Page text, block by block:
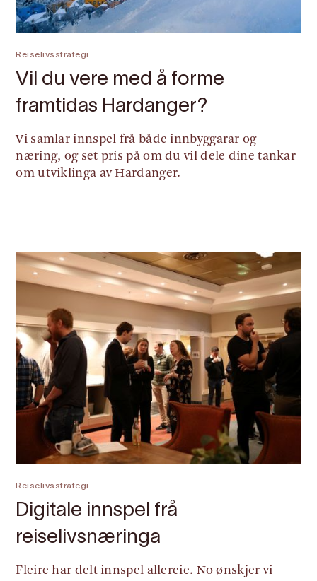
Reiselivsstrategi
Vil du vere med å forme
framtidas Hardanger?
Vi samlar innspel frå både innbyggarar og
næring, og set pris på om du vil dele dine tankar
om utviklinga av Hardanger.
Reiselivsstrategi
Digitale innspel frå
reiselivsnæringa
Fleire har delt innspel allereie. No ønskjer vi